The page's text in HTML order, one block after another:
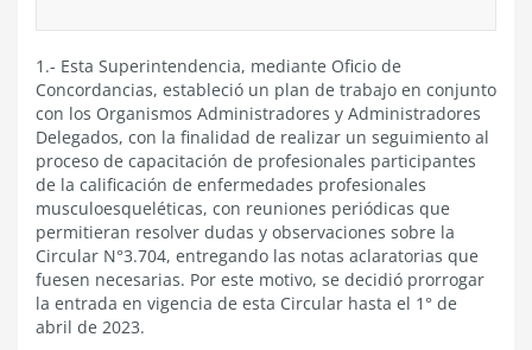
1.- Esta Superintendencia, mediante Oficio de
Concordancias, estableció un plan de trabajo en conjunto
con los Organismos Administradores y Administradores
Delegados, con la finalidad de realizar un seguimiento al
proceso de capacitación de profesionales participantes
de la calificación de enfermedades profesionales
musculoesqueléticas, con reuniones periódicas que
permitieran resolver dudas y observaciones sobre la
Circular N°3.704, entregando las notas aclaratorias que
fuesen necesarias. Por este motivo, se decidió prorrogar
la entrada en vigencia de esta Circular hasta el 1° de
abril de 2023.